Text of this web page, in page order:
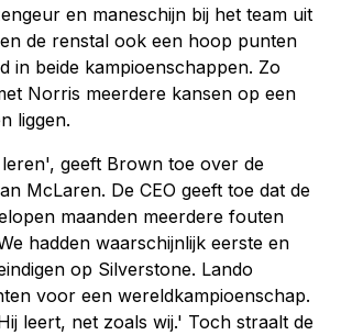
en maneschijn bij het team uit
de renstal ook een hoop punten
in beide kampioenschappen. Zo
Norris meerdere kansen op een
liggen.
geeft Brown toe over de
McLaren. De CEO geeft toe dat de
maanden meerdere fouten
hadden waarschijnlijk eerste en
op Silverstone. Lando
voor een wereldkampioenschap.
leert, net zoals wij.' Toch straalt de